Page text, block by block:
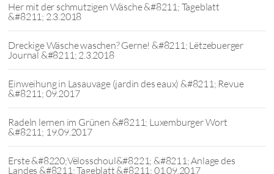
Her mit der schmutzigen Wäsche &#8211; Tageblatt
&#8211; 2.3.2018
Dreckige Wäsche waschen? Gerne! &#8211; Lëtzebuerger
Journal &#8211; 2.3.2018
Einweihung in Lasauvage (jardin des eaux) &#8211; Revue
&#8211; 09.2017
Radeln lernen im Grünen &#8211; Luxemburger Wort
&#8211; 19.09.2017
Erste &#8220;Vëlosschoul&#8221; &#8211; Anlage des
Landes &#8211; Tageblatt &#8211; 01.09.2017